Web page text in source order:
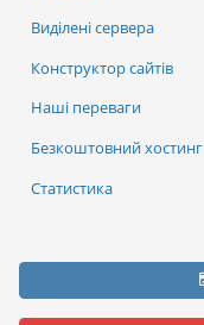
Виділені сервера
Конструктор сайтів
Наші переваги
Безкоштовний хостинг
Статистика